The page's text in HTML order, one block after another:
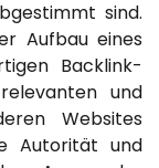
sind.
Aufbau eines
Backlink-
und
Websites
Autorität und